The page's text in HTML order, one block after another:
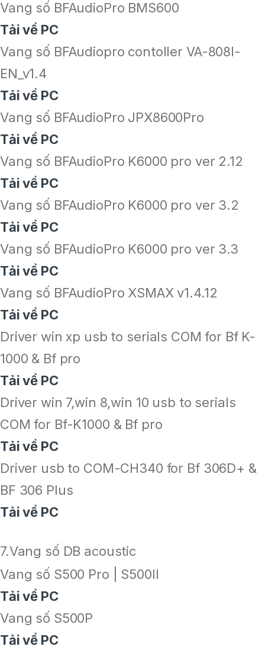
Vang số BFAudioPro BMS600
Tải về PC
Vang số BFAudiopro contoller VA-808I-
EN_v1.4
Tải về PC
Vang số BFAudioPro JPX8600Pro
Tải về PC
Vang số BFAudioPro K6000 pro ver 2.12
Tải về PC
Vang số BFAudioPro K6000 pro ver 3.2
Tải về PC
Vang số BFAudioPro K6000 pro ver 3.3
Tải về PC
Vang số BFAudioPro XSMAX v1.4.12
Tải về PC
Driver win xp usb to serials COM for Bf K-
1000 & Bf pro
Tải về PC
Driver win 7,win 8,win 10 usb to serials
COM for Bf-K1000 & Bf pro
Tải về PC
Driver usb to COM-CH340 for Bf 306D+ &
BF 306 Plus
Tải về PC
7.Vang số DB acoustic
Vang số S500 Pro | S500II
Tải về PC
Vang số S500P
Tải về PC